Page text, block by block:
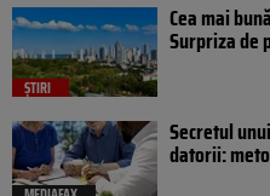
ȘTIRI
Cea mai
Surpriza de
Secretul
datorii: